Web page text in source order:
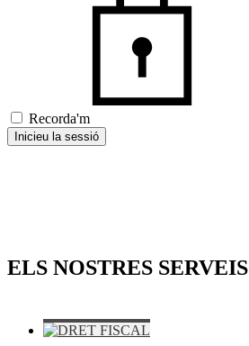
Recorda'm
Inicieu la sessió
ELS NOSTRES SERVEIS